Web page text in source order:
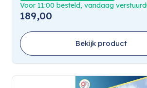
Voor 11:00 besteld, vandaag verstuurd
189,00
Bekijk product